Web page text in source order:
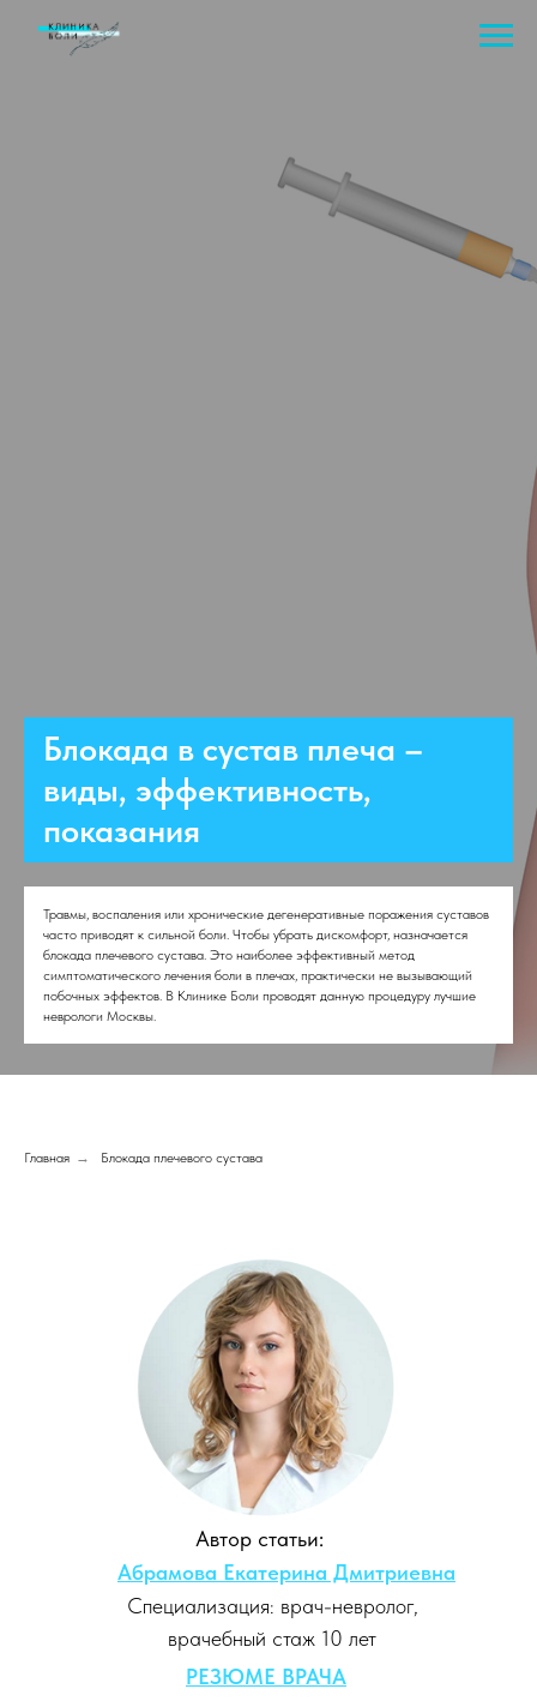
Блокада в сустав плеча –
виды, эффективность,
показания
Травмы, воспаления или хронические дегенеративные поражения суставов
часто приводят к сильной боли. Чтобы убрать дискомфорт, назначается
блокада плечевого сустава. Это наиболее эффективный метод
симптоматического лечения боли в плечах, практически не вызывающий
побочных эффектов. В Клинике Боли проводят данную процедуру лучшие
неврологи Москвы.
Главная → Блокада плечевого сустава
Автор статьи:
Абрамова Екатерина Дмитриевна
Специализация: врач-невролог,
врачебный стаж 10 лет
РЕЗЮМЕ ВРАЧА